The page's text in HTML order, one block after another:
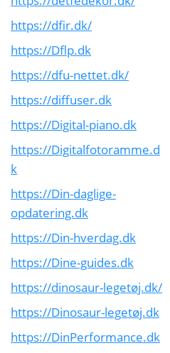
https://dfir.dk/
https://Dflp.dk
https://dfu-nettet.dk/
https://diffuser.dk
https://Digital-piano.dk
https://Digitalfotoramme.d
k
https://Din-daglige-
opdatering.dk
https://Din-hverdag.dk
https://Dine-guides.dk
https://dinosaur-legetøj.dk/
https://Dinosaur-legetøj.dk
https://DinPerformance.dk